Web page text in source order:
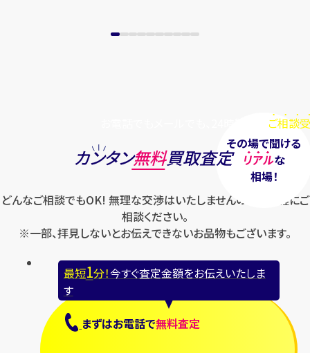
ご相談
その場で聞ける
リアルな
相場！
カンタン無料買取査定
どんなご相談でもOK! 無理な交渉はいたしませんのでお気軽にご
相談ください。
※一部、拝見しないとお伝えできないお品物もございます。
最短1分！今すぐ査定金額をお伝えいたしま
す
まずはお電話で無料査定